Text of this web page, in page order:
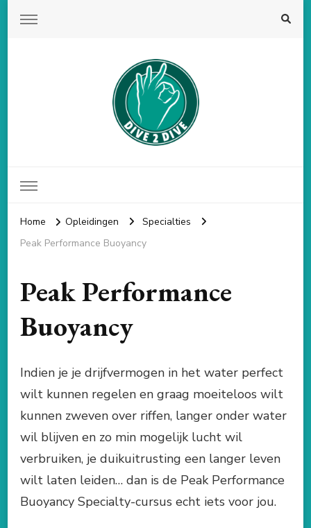
Home Opleidingen
Specialties
Peak Performance Buoyancy
Peak Performance
Buoyancy
Indien je je drijfvermogen in het water perfect
wilt kunnen regelen en graag moeiteloos wilt
kunnen zweven over riffen, langer onder water
wil blijven en zo min mogelijk lucht wil
verbruiken, je duikuitrusting een langer leven
wilt laten leiden… dan is de Peak Performance
Buoyancy Specialty-cursus echt iets voor jou.